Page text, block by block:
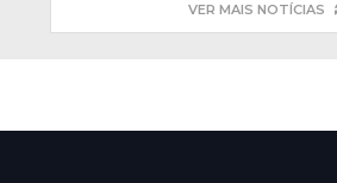
VER MAIS NOTÍCIAS